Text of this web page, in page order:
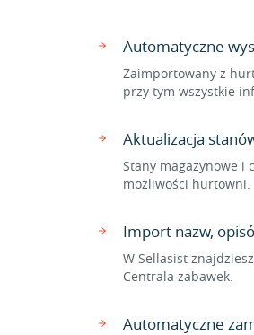
Automatyczne
Zaimportowany z
przy tym wszystkie
Aktualizacja
Stany magazynowe i
możliwości hurtowni.
Import nazw,
W Sellasist
Centrala zabawek.
Automatyczne